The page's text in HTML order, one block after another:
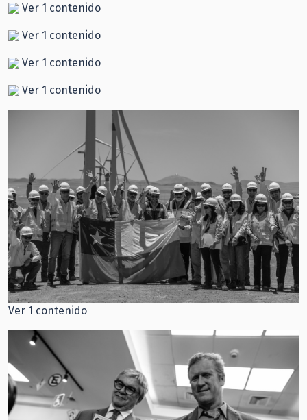
Ver 1 contenido
Ver 1 contenido
Ver 1 contenido
Ver 1 contenido
Ver 1 contenido